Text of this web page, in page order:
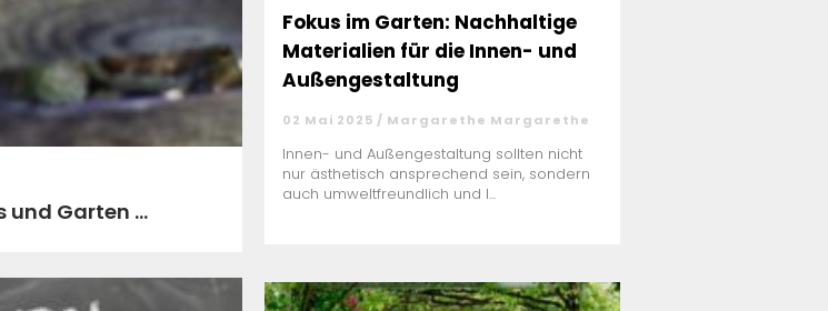
und Garten ...
Fokus im Garten: Nachhaltige
Materialien für die Innen- und
Außengestaltung
02 Mai 2025 / Margarethe Margarethe
Innen- und Außengestaltung sollten nicht
nur ästhetisch ansprechend sein, sondern
auch umweltfreundlich und l...